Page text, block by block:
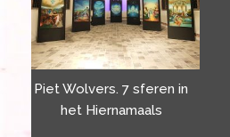
Piet Wolvers. 7 sferen in
het Hiernamaals